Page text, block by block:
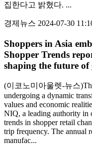
집한다고 밝혔다. ...
경제뉴스 2024-07-30
Shoppers in Asia
Shopper Trends
shaping the future of
(이코노미아울렛-뉴스
undergoing a dynamic
values and economic
NIQ, a leading authority in
trends in shopper retail
trip frequency. The annual
manufac...